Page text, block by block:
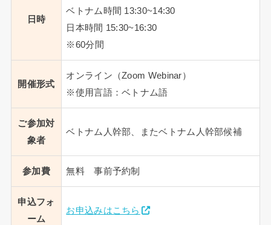
日時
ベトナム時間 13:30~14:30
日本時間 15:30~16:30
※60分間
開催形式
オンライン（Zoom Webinar）
※使用言語：ベトナム語
ご参加対
象者
ベトナム人幹部、またベトナム人幹部候補
参加費 無料 事前予約制
申込フォ
ーム
お申込みはこちら